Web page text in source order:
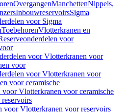
OvergangenManchettenNippels,
InbouwreservoirsSigma
voor Sigma
ToebehorenVlotterkranen en
voor
voor Vlotterkranen voor
voor
voor Vlotterkranen voor
voor ceramische
voor Vlotterkranen voor ceramische
voor Vlotterkranen voor reservoirs